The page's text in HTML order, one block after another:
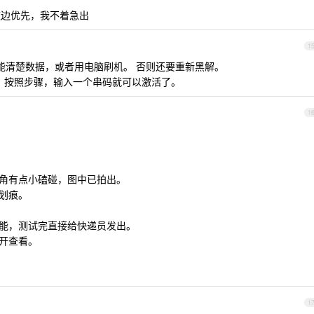
优先，我不着急出
15
楚数据，或者用电脑刷机。 否则还要重新黑解。
照步骤，输入一个串码就可以激活了。
16
点小磕碰，图中已拍出。
痕。
测试完直接给快递员发出。
查看。
17